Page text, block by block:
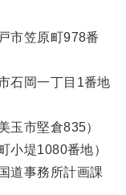
市笠原町978番
石岡一丁目1番地
玉市堅倉835）
小堤1080番地）
道事務所計画課